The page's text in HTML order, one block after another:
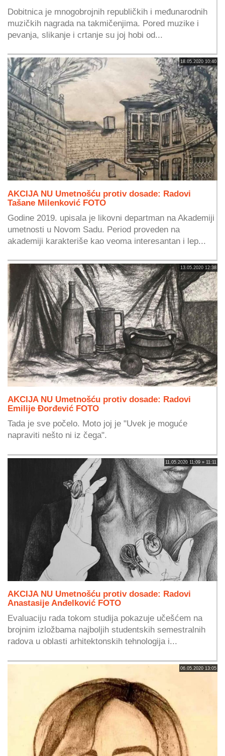
Dobitnica je mnogobrojnih republičkih i međunarodnih
muzičkih nagrada na takmičenjima. Pored muzike i
pevanja, slikanje i crtanje su joj hobi od...
18.05.2020 10:40
AKCIJA NU Umetnošću protiv dosade: Radovi
Tašane Milenković FOTO
Godine 2019. upisala je likovni departman na Akademiji
umetnosti u Novom Sadu. Period proveden na
akademiji karakteriše kao veoma interesantan i lep...
13.05.2020 12:38
AKCIJA NU Umetnošću protiv dosade: Radovi
Emilije Đorđević FOTO
Tada je sve počelo. Moto joj je "Uvek je moguće
napraviti nešto ni iz čega".
11.05.2020 11:09 » 11:11
AKCIJA NU Umetnošću protiv dosade: Radovi
Anastasije Anđelković FOTO
Evaluaciju rada tokom studija pokazuje učešćem na
brojnim izložbama najboljih studentskih semestralnih
radova u oblasti arhitektonskih tehnologija i...
06.05.2020 13:05